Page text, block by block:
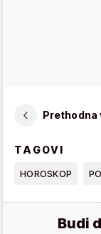
Prethodna
TAGOVI
HOROSKOP
Budi